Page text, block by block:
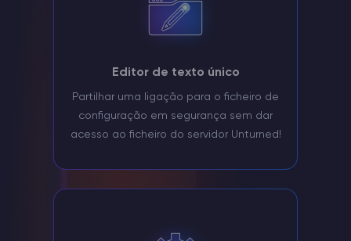
Editor de texto único
Partilhar uma ligação para o ficheiro de
configuração em segurança sem dar
acesso ao ficheiro do servidor Unturned!